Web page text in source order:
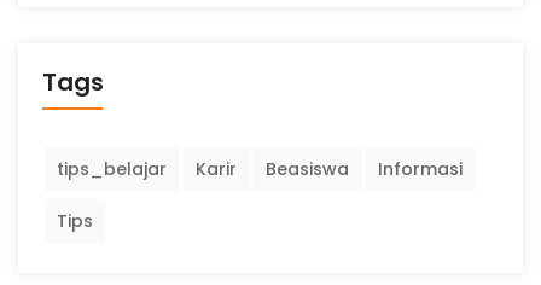
Tags
tips_belajar Karir Beasiswa Informasi
Tips